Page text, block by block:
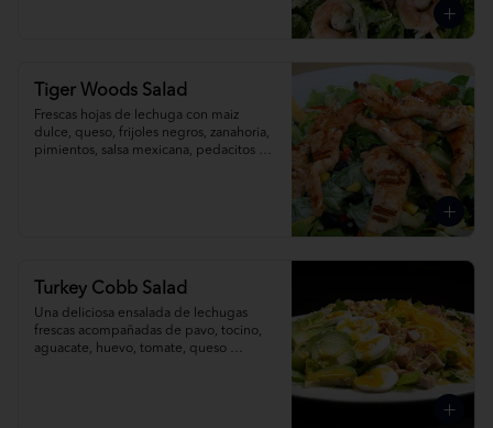
Tiger Woods Salad
Frescas hojas de lechuga con maiz
dulce, queso, frijoles negros, zanahoria,
pimientos, salsa mexicana, pedacitos de
Turkey Cobb Salad
Una deliciosa ensalada de lechugas
frescas acompañadas de pavo, tocino,
aguacate, huevo, tomate, queso